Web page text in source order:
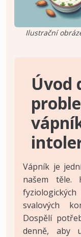
Ilustrační
Úvod
Vápník je
našem těle.
svalových
Dospělí
denně, aby